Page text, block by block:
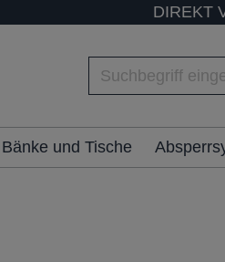
DIREKT
Bänke und Tische